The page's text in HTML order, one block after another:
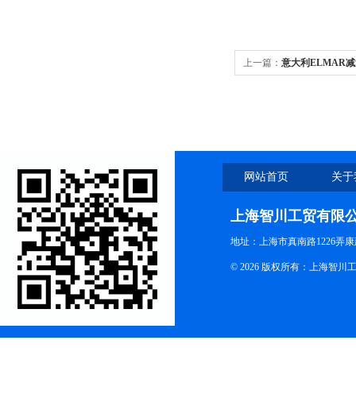
上一篇： 意大利ELMAR
网站首页 关
上海智川工贸有限
地址：上海市真南路1226弄
© 2026 版权所有：上海智川